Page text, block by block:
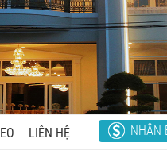
LIÊN HỆ NHẬN